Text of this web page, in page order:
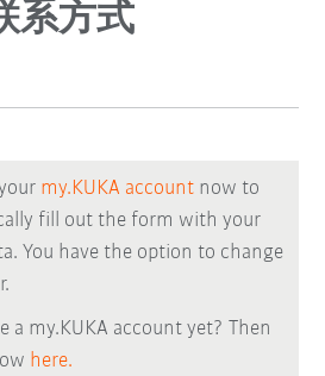
系方式
my.KUKA account now to
fill out the form with your
You have the option to change
a my.KUKA account yet? Then
here.